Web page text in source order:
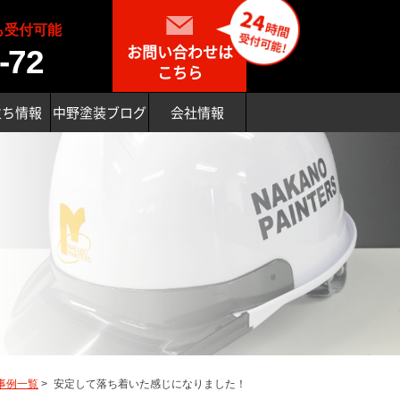
お問い合わせは
こちら
受付可能
72
情報 中野塗装ブログ 会社情報
例一覧 > 安定して落ち着いた感じになりました！